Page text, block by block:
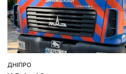
ОПУБЛІКУВАТИ
ДНІПРО